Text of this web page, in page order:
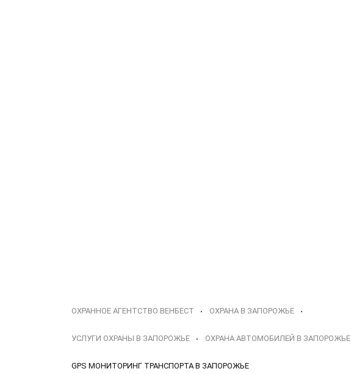
ОХРАННОЕ АГЕНТСТВО ВЕНБЕСТ ОХРАНА В ЗАПОРОЖЬЕ
УСЛУГИ ОХРАНЫ В ЗАПОРОЖЬЕ ОХРАНА АВТОМОБИЛЕЙ В ЗАПОРОЖЬЕ
GPS МОНИТОРИНГ ТРАНСПОРТА В ЗАПОРОЖЬЕ